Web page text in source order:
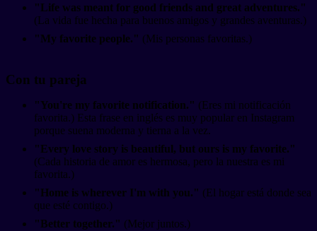
"Life was meant for good friends and great adventures."
(La vida fue hecha para buenos amigos y grandes aventuras.)
"My favorite people." (Mis personas favoritas.)
Con tu pareja
"You're my favorite notification." (Eres mi notificación
favorita.) Esta frase en inglés es muy popular en Instagram
porque suena moderna y tierna a la vez.
"Every love story is beautiful, but ours is my favorite."
(Cada historia de amor es hermosa, pero la nuestra es mi
favorita.)
"Home is wherever I'm with you." (El hogar está donde sea
que esté contigo.)
"Better together." (Mejor juntos.)